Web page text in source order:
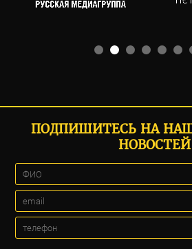
ПОДПИШИТЕСЬ НА
НОВОСТЕЙ